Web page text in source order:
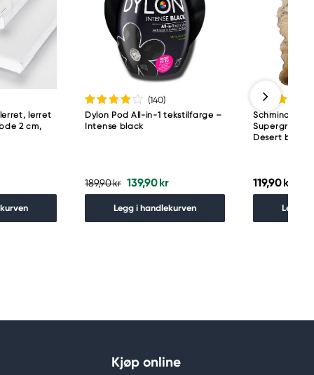
lerret
2 cm,
(140)
Dylon Pod All-in-1 tekstilfarge –
Intense black
189,90 kr 139,90 kr
Legg i handlekurven
Schmincke
Desert brown
119,90 kr
Legg i
Kjøp online